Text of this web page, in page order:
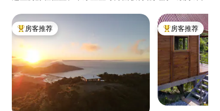
热门「房客推荐」
房客推荐 热门「房客推荐」
房客推荐